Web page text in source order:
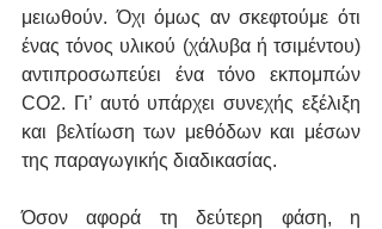
μειωθούν. Όχι όμως αν σκεφτούμε ότι
ένας τόνος υλικού (χάλυβα ή τσιμέντου)
αντιπροσωπεύει ένα τόνο εκπομπών
CO2. Γι’ αυτό υπάρχει συνεχής εξέλιξη
και βελτίωση των μεθόδων και μέσων
της παραγωγικής διαδικασίας.
Όσον αφορά τη δεύτερη φάση, η